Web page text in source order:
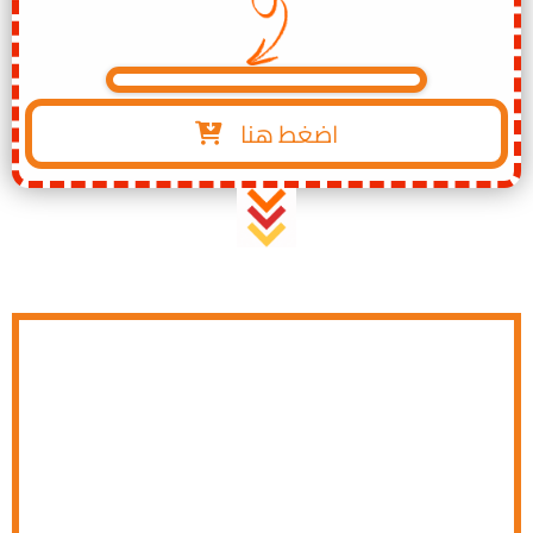
اضغط هنا